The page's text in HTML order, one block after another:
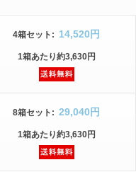
4箱セット : 14,520円
1箱あたり約3,630円
8箱セット : 29,040円
1箱あたり約3,630円